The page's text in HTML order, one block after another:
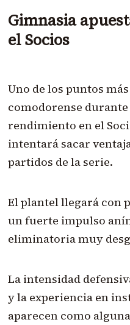
Gimnasia
el Socios
Uno de los puntos
comodorense
rendimiento en el
intentará sacar
partidos de la serie.
El plantel llegará con
un fuerte impulso
eliminatoria muy
La intensidad
y la experiencia en
aparecen como